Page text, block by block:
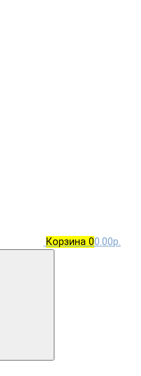
Корзина 00.00р.